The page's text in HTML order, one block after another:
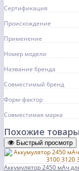
Сертификация
Происхождение
Применение
Номер модели
Название бренда
Совместимый бренд
Форм-фактор
Совместимая марка
Похожие товары
Быстрый просмотр
Аккумулятор 2450 мАч